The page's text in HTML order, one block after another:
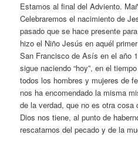
Estamos al final del Adviento.
Celebraremos el nacimiento de
pasado que se hace presente
hizo el Niño Jesús en aquél
San Francisco de Asís en el año
sigue naciendo “hoy”, en el
todos los hombres y mujeres de
nos ha encomendado la misma
de la verdad, que no es otra cosa
Dios nos tiene, al punto de
rescatarnos del pecado y de la